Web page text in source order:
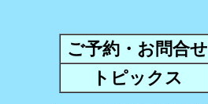
ご予約・お問合せ
トピックス